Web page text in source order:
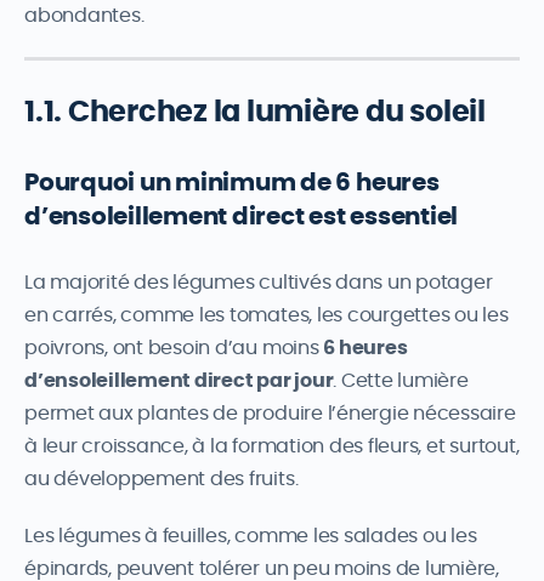
abondantes.
1.1. Cherchez la lumière du soleil
Pourquoi un minimum de 6 heures
d’ensoleillement direct est essentiel
La majorité des légumes cultivés dans un potager
en carrés, comme les tomates, les courgettes ou les
poivrons, ont besoin d’au moins 6 heures
d’ensoleillement direct par jour. Cette lumière
permet aux plantes de produire l’énergie nécessaire
à leur croissance, à la formation des fleurs, et surtout,
au développement des fruits.
Les légumes à feuilles, comme les salades ou les
épinards, peuvent tolérer un peu moins de lumière,